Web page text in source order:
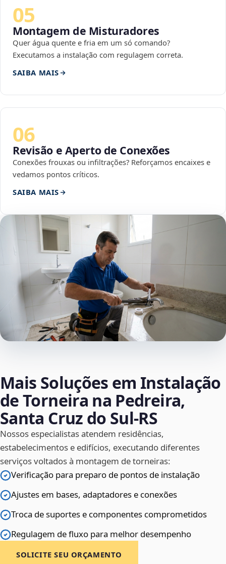
05
Montagem de Misturadores
Quer água quente e fria em um só comando?
Executamos a instalação com regulagem correta.
SAIBA MAIS
06
Revisão e Aperto de Conexões
Conexões frouxas ou infiltrações? Reforçamos encaixes e
vedamos pontos críticos.
SAIBA MAIS
Mais Soluções em Instalação
de Torneira na Pedreira,
Santa Cruz do Sul‑RS
Nossos especialistas atendem residências,
estabelecimentos e edifícios, executando diferentes
serviços voltados à montagem de torneiras:
Verificação para preparo de pontos de instalação
Ajustes em bases, adaptadores e conexões
Troca de suportes e componentes comprometidos
Regulagem de fluxo para melhor desempenho
SOLICITE SEU ORÇAMENTO